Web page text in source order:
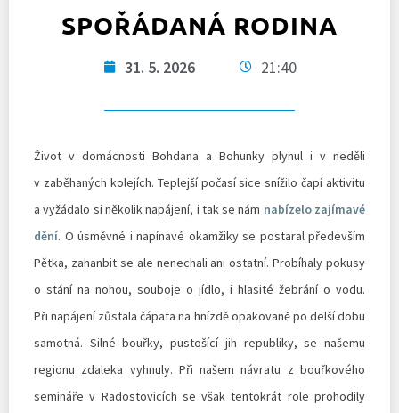
SPOŘÁDANÁ RODINA
31. 5. 2026 21:40
Život v domácnosti Bohdana a Bohunky plynul i v neděli
v zaběhaných kolejích. Teplejší počasí sice snížilo čapí aktivitu
a vyžádalo si několik napájení, i tak se nám nabízelo zajímavé
dění. O úsměvné i napínavé okamžiky se postaral především
Pětka, zahanbit se ale nenechali ani ostatní. Probíhaly pokusy
o stání na nohou, souboje o jídlo, i hlasité žebrání o vodu.
Při napájení zůstala čápata na hnízdě opakovaně po delší dobu
samotná. Silné bouřky, pustošící jih republiky, se našemu
regionu zdaleka vyhnuly. Při našem návratu z bouřkového
semináře v Radostovicích se však tentokrát role prohodily